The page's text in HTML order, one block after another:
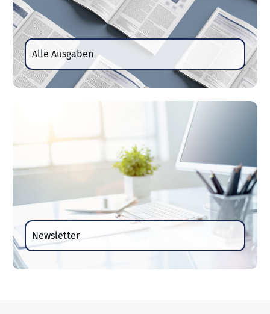
Alle Ausgaben
Newsletter